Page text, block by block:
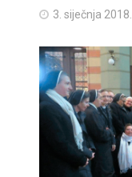
3. siječnja 2018.